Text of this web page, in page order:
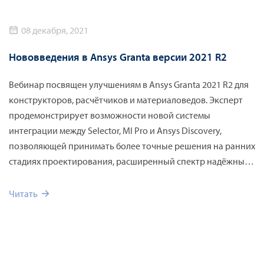
08 декабря, 2021
Нововведения в Ansys Granta версии 2021 R2
Вебинар посвящен улучшениям в Ansys Granta 2021 R2 для
конструкторов, расчётчиков и материаловедов. Эксперт
продемонстрирует возможности новой системы
интеграции между Selector, MI Pro и Ansys Discovery,
позволяющей принимать более точные решения на ранних
стадиях проектирования, расширенный спектр надёжных
обновленные листы данных от производителя Supplier
Читать